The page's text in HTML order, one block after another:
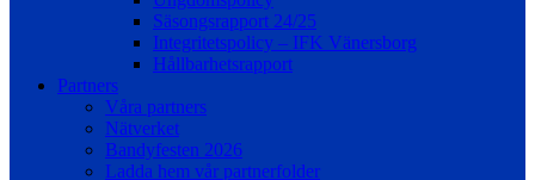
Säsongsrapport 24/25
Integritetspolicy – IFK Vänersborg
Hållbarhetsrapport
Partners
Våra partners
Nätverket
Bandyfesten 2026
Ladda hem vår partnerfolder